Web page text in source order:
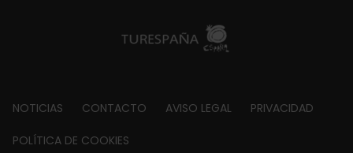
Footer
about
NOTICIAS CONTACTO AVISO LEGAL PRIVACIDAD
POLÍTICA DE COOKIES